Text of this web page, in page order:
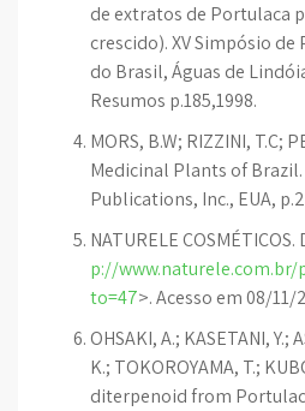
de extratos de Portulaca
crescido). XV Simpósio
do Brasil, Águas de
Resumos p.185,1998.
MORS, B.W; RIZZINI, T.C;
Medicinal Plants of
Publications, Inc., EUA,
NATURELE
p://www.naturele.com.br/
to=47>. Acesso em 08/11/
OHSAKI, A.; KASETANI, Y.;
K.; TOKOROYAMA, T.;
diterpenoid from